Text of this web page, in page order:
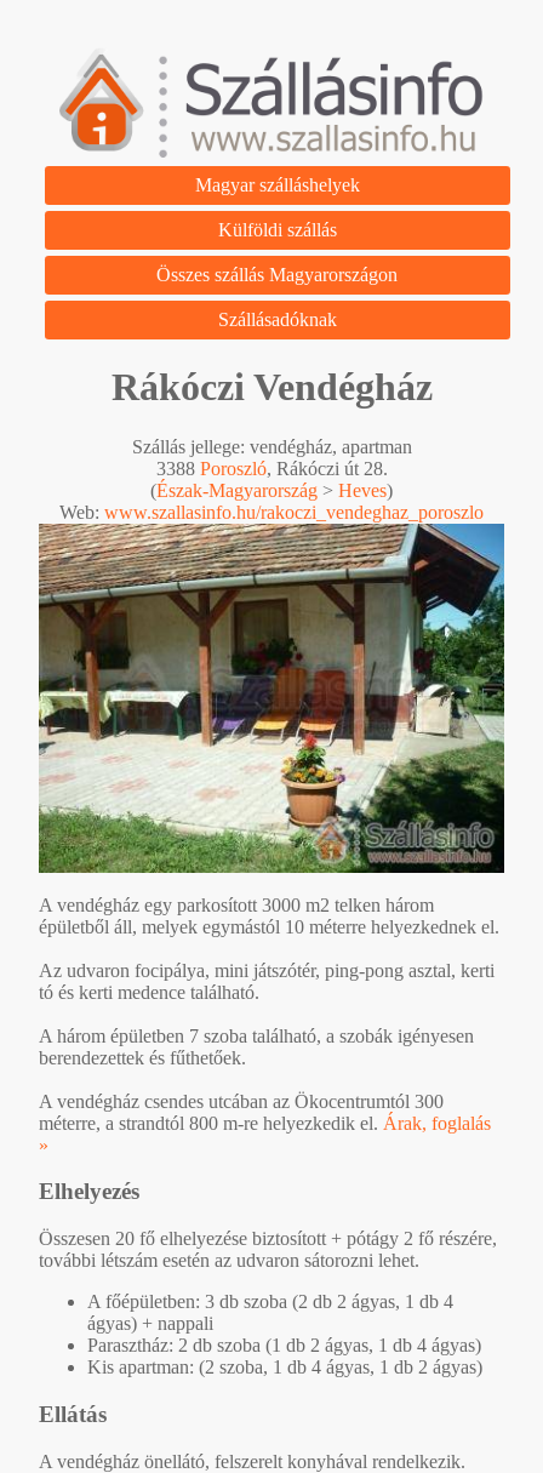
Magyar szálláshelyek
Külföldi szállás
Összes szállás Magyarországon
Szállásadóknak
Rákóczi Vendégház
Szállás jellege: vendégház, apartman
3388 Poroszló, Rákóczi út 28.
(Észak-Magyarország > Heves)
Web: www.szallasinfo.hu/rakoczi_vendeghaz_poroszlo
A vendégház egy parkosított 3000 m2 telken három
épületből áll, melyek egymástól 10 méterre helyezkednek el.
Az udvaron focipálya, mini játszótér, ping-pong asztal, kerti
tó és kerti medence található.
A három épületben 7 szoba található, a szobák igényesen
berendezettek és fűthetőek.
A vendégház csendes utcában az Ökocentrumtól 300
méterre, a strandtól 800 m-re helyezkedik el. Árak, foglalás
»
Elhelyezés
Összesen 20 fő elhelyezése biztosított + pótágy 2 fő részére,
további létszám esetén az udvaron sátorozni lehet.
A főépületben: 3 db szoba (2 db 2 ágyas, 1 db 4
ágyas) + nappali
Parasztház: 2 db szoba (1 db 2 ágyas, 1 db 4 ágyas)
Kis apartman: (2 szoba, 1 db 4 ágyas, 1 db 2 ágyas)
Ellátás
A vendégház önellátó, felszerelt konyhával rendelkezik.